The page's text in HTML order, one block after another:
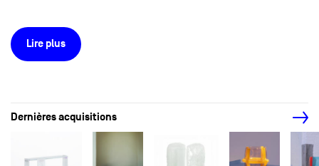
Lire plus
Dernières acquisitions